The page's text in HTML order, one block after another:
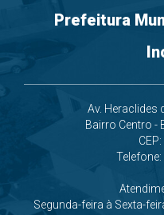
Prefeitura
Av. Heraclides
Bairro Centro -
Segunda-feira à Sexta-